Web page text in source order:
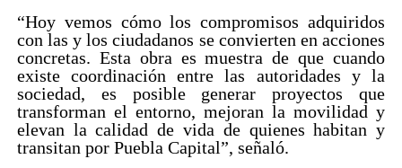
“Hoy vemos cómo los compromisos adquiridos
con las y los ciudadanos se convierten en acciones
concretas. Esta obra es muestra de que cuando
existe coordinación entre las autoridades y la
sociedad, es posible generar proyectos que
transforman el entorno, mejoran la movilidad y
elevan la calidad de vida de quienes habitan y
transitan por Puebla Capital”, señaló.